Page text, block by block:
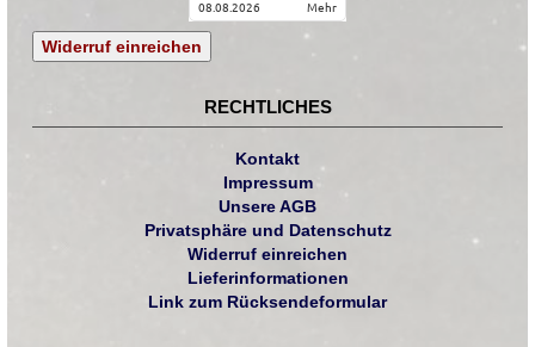
08.08.2026 mehr
Widerruf einreichen
RECHTLICHES
Kontakt
Impressum
Unsere AGB
Privatsphäre und Datenschutz
Widerruf einreichen
Lieferinformationen
Link zum Rücksendeformular